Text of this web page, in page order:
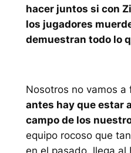
hacer juntos si con
los jugadores
demuestran todo lo
Nosotros no vamos a
antes hay que estar
campo de los
equipo rocoso que